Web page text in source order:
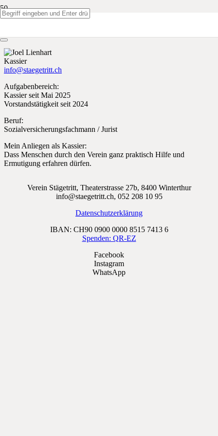
Kassier
info@staegetritt.ch
Aufgabenbereich:
Kassier seit Mai 2025
Vorstandstätigkeit seit 2024
Beruf:
Sozialversicherungsfachmann / Jurist
Mein Anliegen als Kassier:
Dass Menschen durch den Verein ganz praktisch Hilfe und
Ermutigung erfahren dürfen.
Verein Stägetritt, Theaterstrasse 27b, 8400 Winterthur
info@staegetritt.ch, 052 208 10 95
Datenschutzerklärung
IBAN: CH90 0900 0000 8515 7413 6
Spenden: QR-EZ
Facebook
Instagram
WhatsApp